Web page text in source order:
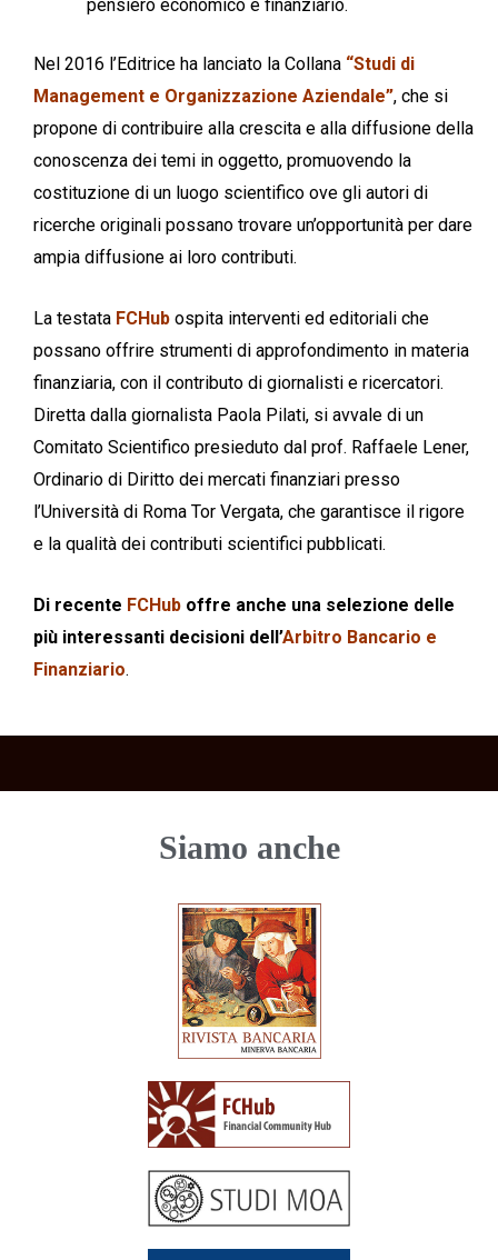
pensiero economico e finanziario.
Nel 2016 l’Editrice ha lanciato la Collana “Studi di
Management e Organizzazione Aziendale”, che si
propone di contribuire alla crescita e alla diffusione della
conoscenza dei temi in oggetto, promuovendo la
costituzione di un luogo scientifico ove gli autori di
ricerche originali possano trovare un’opportunità per dare
ampia diffusione ai loro contributi.
La testata FCHub ospita interventi ed editoriali che
possano offrire strumenti di approfondimento in materia
finanziaria, con il contributo di giornalisti e ricercatori.
Diretta dalla giornalista Paola Pilati, si avvale di un
Comitato Scientifico presieduto dal prof. Raffaele Lener,
Ordinario di Diritto dei mercati finanziari presso
l’Università di Roma Tor Vergata, che garantisce il rigore
e la qualità dei contributi scientifici pubblicati.
Di recente FCHub offre anche una selezione delle
più interessanti decisioni dell’Arbitro Bancario e
Finanziario.
Siamo anche